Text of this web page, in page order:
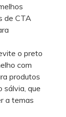
de CTA
o preto
com
produtos
sálvia, que
a temas